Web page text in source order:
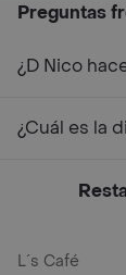
Preguntas
¿D Nico
¿Cuál es la
L´s Café